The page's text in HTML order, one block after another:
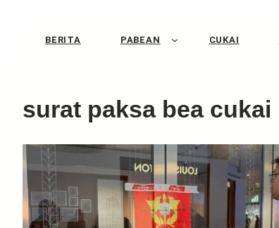
BERITA PABEAN CUKAI
surat paksa bea cukai